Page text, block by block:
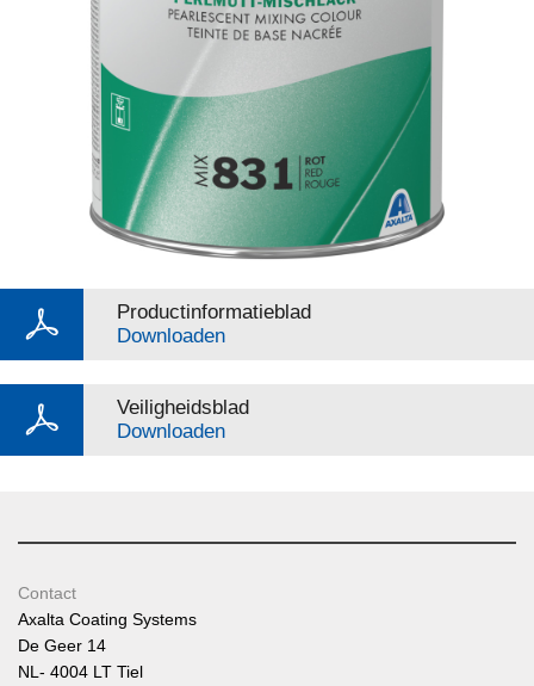
Productinformatieblad
Downloaden
Veiligheidsblad
Downloaden
Contact
Axalta Coating Systems
De Geer 14
NL- 4004 LT Tiel